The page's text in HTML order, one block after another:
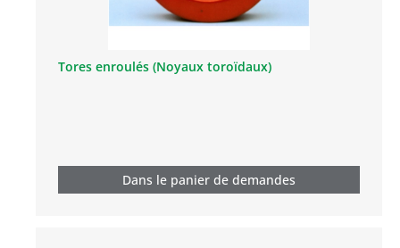
Tores enroulés (Noyaux toroïdaux)
Dans le panier de demandes